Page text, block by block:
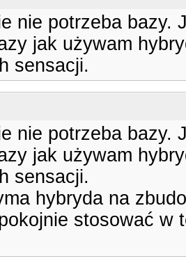
nie potrzeba bazy.
jak używam
sensacji.
nie potrzeba bazy.
jak używam
sensacji.
hybryda na
stosować w